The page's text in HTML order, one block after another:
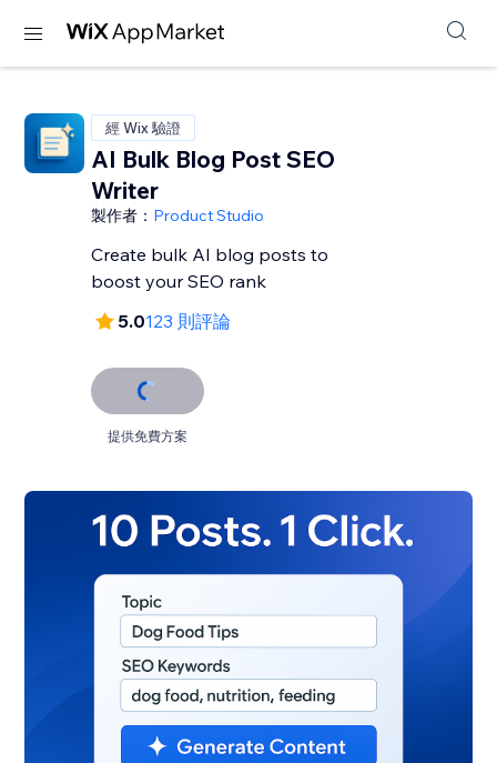
經 Wix 驗證
AI Bulk Blog Post SEO
Writer
製作者： Product Studio
Create bulk AI blog posts to
boost your SEO rank
5.0123 則評論
提供免費方案